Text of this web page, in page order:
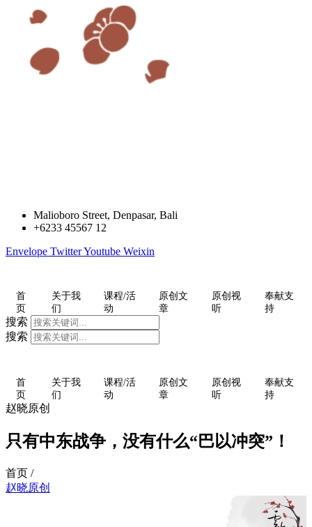
Malioboro Street, Denpasar, Bali
+6233 45567 12
Envelope TwitterYoutube Weixin
首
页
关于我
们
课程/活
动
原创文
章
原创视
听
奉献支
持
搜索
搜索
首
页
关于我
们
课程/活
动
原创文
章
原创视
听
奉献支
持
赵晓原创
只有中东战争，没有什么“巴以冲突”！
首页 /
赵晓原创